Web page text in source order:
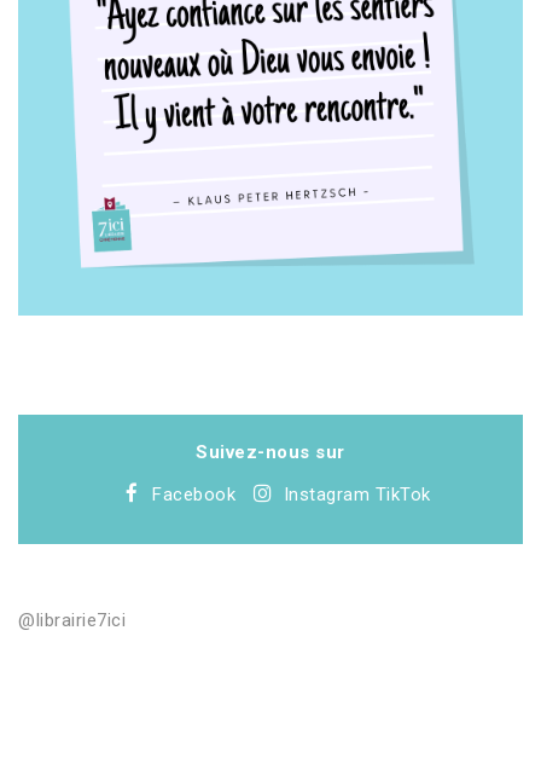
Suivez-nous sur
Facebook
Instagram TikTok
@librairie7ici